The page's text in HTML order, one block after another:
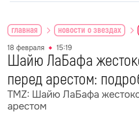
главная новости о звездах
18 февраля 15:19
Шайю ЛаБафа
перед арестом:
TMZ: Шайю ЛаБафа
арестом